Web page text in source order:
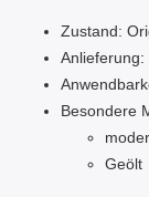
Zustand:
Anlieferung:
Besondere
Geölt